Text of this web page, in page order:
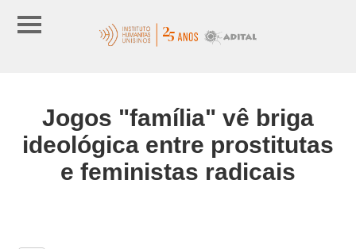
Jogos "família" vê briga
ideológica entre prostitutas
e feministas radicais